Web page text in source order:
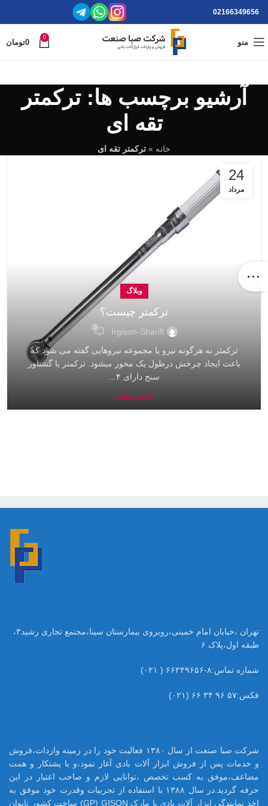
02166349656
منو
0
0تومان
آرشیو برچسب ها: ترکمتر
تقه ای
خانه » ترکمتر تقه ای
24
مرداد
وبلاگ
ترکمتر چیست؟
Irgison-Sharifi
0
ترکمتر به هرگونه نیرو یا مجموعه نیروهایی گفته می شود که
باعث ایجاد چرخش درطول یک محور میشود. ترکمتر یا گشتاور
سنج دارای ۴...
ادامه مطلب
تهران ،خیابان امام خمینی،روبروی بیمارستان سینا،مجتمع تجاری رشید۳،
طبقه اول،پلاک ۶
شماره تماس:۸-۶۶۳۴۹۶۵۶ ( ۰۲۱)
فکس:۵۷ ۹۶ ۳۴ ۶۶ (۰۲۱)
شرکت صبا صنعت از سال ۱۳۸۰ فعالیت خود را در زمینه واردات،فروش
و خدمات پس از فروش ابزار آلات بادی آغاز نمود،و با پشتکار و همت
مضاعف،موفق به کسب تخصص ،توانایی لازم و صاحب اعتبار در این
حرفه گردید.در سال ۱۳۸۸ با استفاده از تجربیات وقدرت خود موفق به
اخذ نمایندگی ابزار آلات بادی با مارک GP) GISON) ساخت کشور تایوان